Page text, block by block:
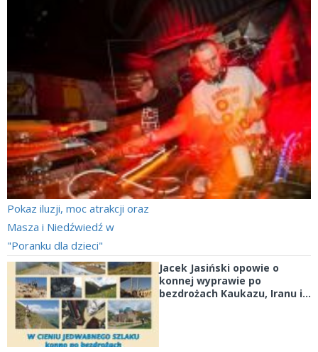
Pokaz iluzji, moc atrakcji oraz
Masza i Niedźwiedź w
"Poranku dla dzieci"
Jacek Jasiński opowie o
konnej wyprawie po
bezdrożach Kaukazu, Iranu i...